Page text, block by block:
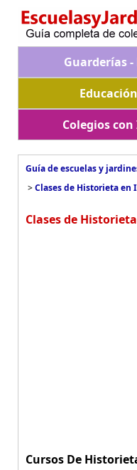
Guarderías
Colegios
Guía de escuelas y
>Clases de Historieta en
Clases de
Cursos De